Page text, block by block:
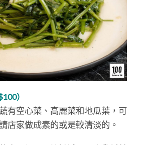
）
有空心菜、高麗菜和地瓜葉，可
店家做成素的或是較清淡的。